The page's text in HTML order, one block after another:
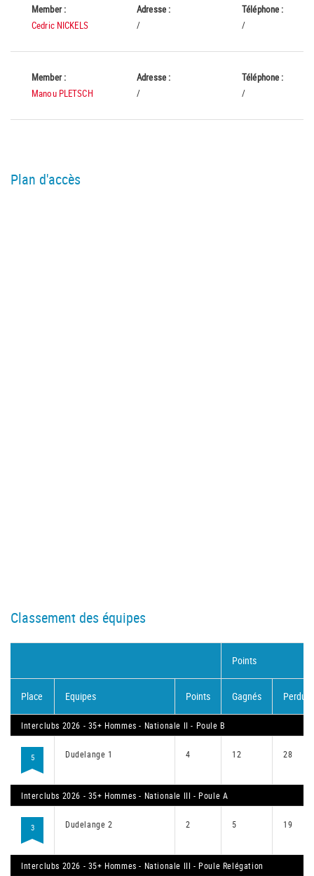
Member :
Cedric NICKELS
Adresse :
/
Téléphone :
/
Member :
Manou PLETSCH
Adresse :
/
Téléphone :
/
Plan d'accès
Classement des équipes
Points
Place Equipes Points Gagnés Perdus
Interclubs 2026 - 35+ Hommes - Nationale II - Poule B
5 Dudelange 1 4 12 28
Interclubs 2026 - 35+ Hommes - Nationale III - Poule A
3 Dudelange 2 2 5 19
Interclubs 2026 - 35+ Hommes - Nationale III - Poule Relégation